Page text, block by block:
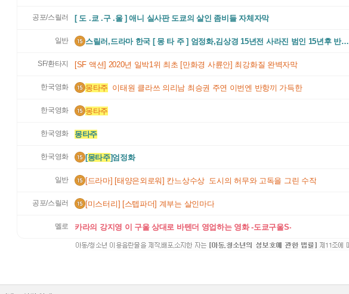
공포/스릴러 [ 도 .쿄 .구 .울 ] 애니 실사판 도쿄의 살인 좀비들 자체자막
일반
스릴러,드라마 한국 [ 몽 타 주 ] 엄정화,김상경 15년전 사라진 범인 15년후 반복
SF/환타지 [SF 액션] 2020년 일박1위 최초 [만화경 사륜안] 최강화질 완벽자막
한국영화 몽타주
  이태원 클라쓰 의리남 최승권 주연 이번엔 반항끼 가득한
한국영화 몽타주
한국영화 몽타주
한국영화 [몽타주]엄정화
일반 [드라마] [태양은외로워] 칸느상수상  도시의 허무와 고독을 그린 수작
공포/스릴러 [미스터리] [스텝파더] 계부는 살인마다
멜로 카라의 강지영 이 구울 상대로 바텐더 영업하는 영화 -도쿄구울S-